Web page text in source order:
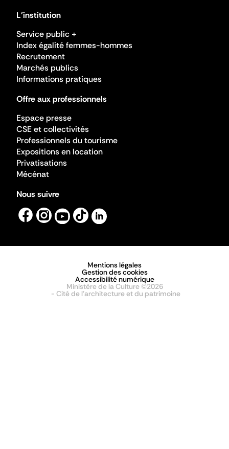
L'institution
Service public +
Index égalité femmes-hommes
Recrutement
Marchés publics
Informations pratiques
Offre aux professionnels
Espace presse
CSE et collectivités
Professionnels du tourisme
Expositions en location
Privatisations
Mécénat
Nous suivre
Mentions légales
Gestion des cookies
Accessibilité numérique
Ministère de la Culture ©2026
- Cité de l'architecture et du patrimoine